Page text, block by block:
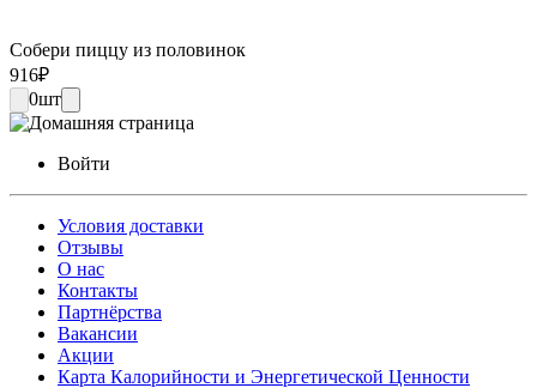
Собери пиццу из половинок
916₽
0шт
Войти
Условия доставки
Отзывы
О нас
Контакты
Партнёрства
Вакансии
Акции
Карта Калорийности и Энергетической Ценности